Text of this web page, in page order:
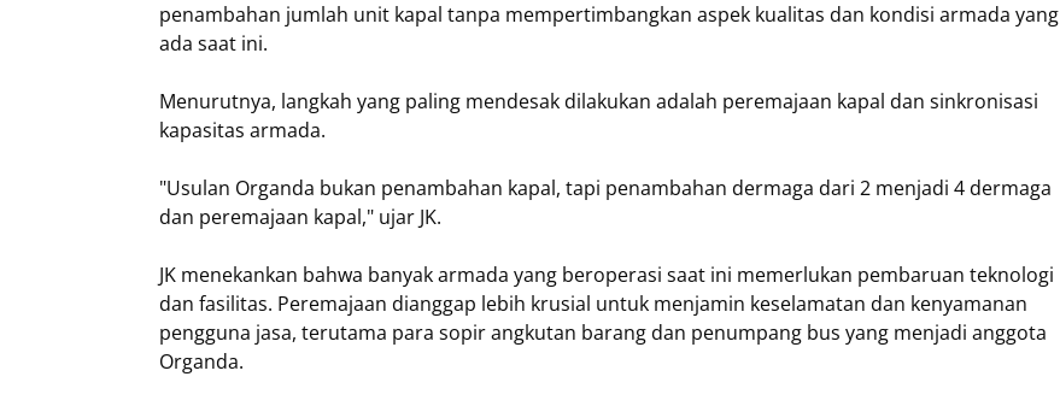
penambahan jumlah unit kapal tanpa mempertimbangkan aspek kualitas dan kondisi armada yang
ada saat ini.
Menurutnya, langkah yang paling mendesak dilakukan adalah peremajaan kapal dan sinkronisasi
kapasitas armada.
"Usulan Organda bukan penambahan kapal, tapi penambahan dermaga dari 2 menjadi 4 dermaga
dan peremajaan kapal," ujar JK.
​JK menekankan bahwa banyak armada yang beroperasi saat ini memerlukan pembaruan teknologi
dan fasilitas. Peremajaan dianggap lebih krusial untuk menjamin keselamatan dan kenyamanan
pengguna jasa, terutama para sopir angkutan barang dan penumpang bus yang menjadi anggota
Organda.